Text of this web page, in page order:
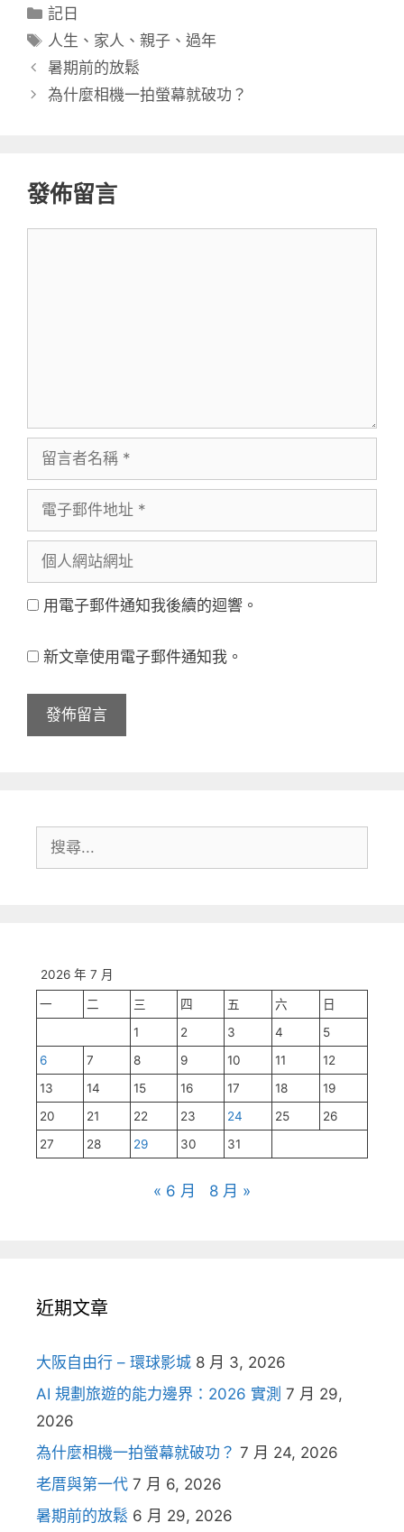
分
類
記日
標
籤
人生 、 家人 、親子 、過年
暑期前的放鬆
為什麼相機一拍螢幕就破功？
發佈留言
言
名
子
件
地
人
網
網
用電子郵件通知我後續的迴響。
新文章使用電子郵件通知我。
尋:
2026 年 7 月
一 二 三 四 五 六
日
1
2 3 4
5
6
7 8 9 10 11
12
13
14 15 16 17 18
19
20
21 22 23 24 25
26
27
28 29 30 31
« 6 月 8 月 »
近期文章
大阪自由行 – 環球影城 8 月 3, 2026
AI 規劃旅遊的能力邊界：2026 實測 7 月 29,
2026
為什麼相機一拍螢幕就破功？ 7 月 24, 2026
老厝與第一代 7 月 6, 2026
暑期前的放鬆 6 月 29, 2026